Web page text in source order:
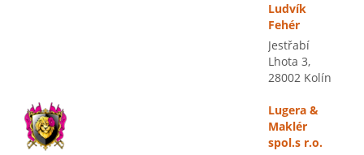
Ludvík
Fehér
Jestřabí
Lhota 3,
28002 Kolín
Lugera &
Maklér
spol.s r.o.